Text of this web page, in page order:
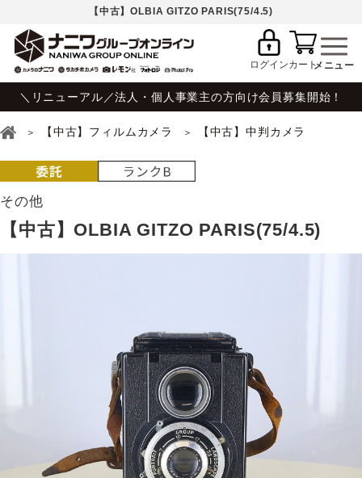
【中古】OLBIA GITZO PARIS(75/4.5)
ログインカート
＼リニューアル／法人・個人事業主の方向け会員募集開始！
【中古】フィルムカメラ 【中古】中判カメラ
その他
【中古】OLBIA GITZO PARIS(75/4.5)